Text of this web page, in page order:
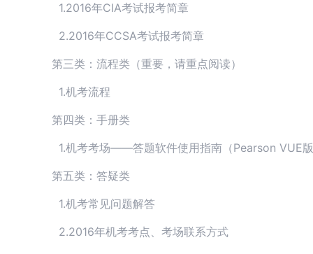
1.2016年CIA考试报考简章
2.2016年CCSA考试报考简章
第三类：流程类（重要，请重点阅读）
1.机考流程
第四类：手册类
1.机考考场——答题软件使用指南（Pearson VUE
第五类：答疑类
1.机考常见问题解答
2.2016年机考考点、考场联系方式